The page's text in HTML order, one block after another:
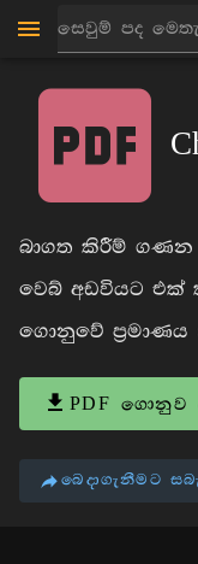
බාගත කිරීම් ගණන
වෙබ් අඩවියට එක්
ගොනුවේ ප්‍රමාණය
PDF ගොනුව
බෙදාගැනීමට